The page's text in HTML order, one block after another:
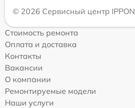
© 2026 Сервисный центр IPPON
Стоимость ремонта
Оплата и доставка
Контакты
Вакансии
О компании
Ремонтируемые модели
Наши услуги